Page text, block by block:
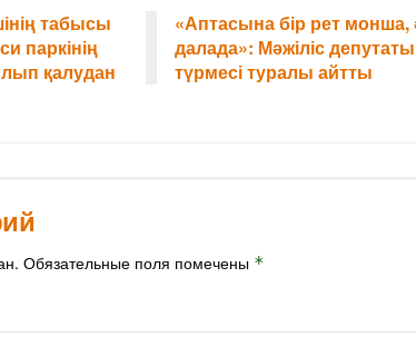
табысы
паркінің
қалудан
«Аптасына бір рет монша,
далада»: Мәжіліс
түрмесі туралы айтты
Обязательные поля помечены *